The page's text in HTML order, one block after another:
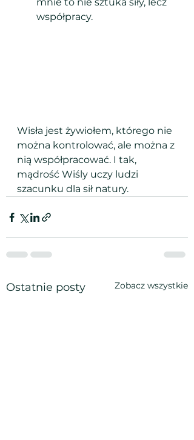
współpracy.
Wisła jest żywiołem, którego nie
można kontrolować, ale można z
nią współpracować. I tak,
mądrość Wiśly uczy ludzi
szacunku dla sił natury.
Ostatnie posty Zobacz wszystkie